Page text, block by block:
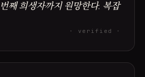
째 희생자까지 원망한다. 복잡
· verified ·